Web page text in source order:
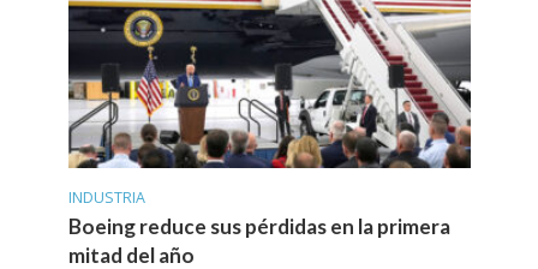
INDUSTRIA
Boeing reduce sus pérdidas en la primera
mitad del año